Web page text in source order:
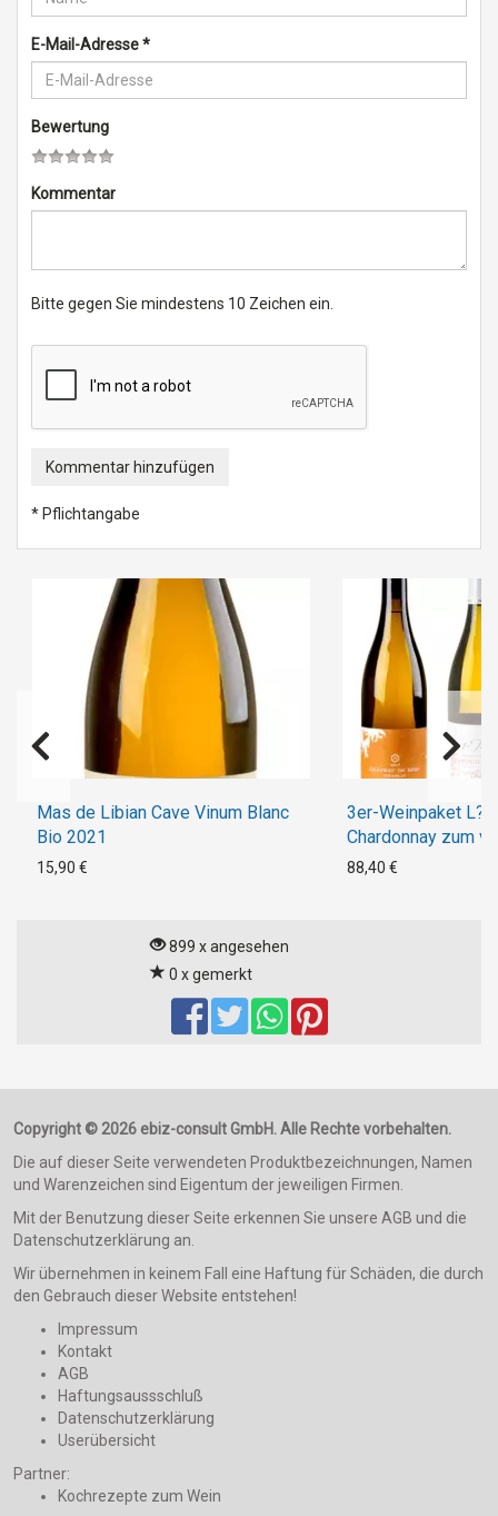
E-Mail-Adresse*
Bewertung
Kommentar
Bitte gegen Sie mindestens 10 Zeichen ein.
Kommentar hinzufügen
* Pflichtangabe
Mas de Libian Cave Vinum Blanc
Bio 2021
15,90 €
3er-Weinpaket
Chardonnay zum
Livestream 3
88,40 €
899 x angesehen
0 x gemerkt
Copyright © 2026 ebiz-consult GmbH. Alle Rechte vorbehalten.
Die auf dieser Seite verwendeten Produktbezeichnungen, Namen
und Warenzeichen sind Eigentum der jeweiligen Firmen.
Mit der Benutzung dieser Seite erkennen Sie unsere AGB und die
Datenschutzerklärung an.
Wir übernehmen in keinem Fall eine Haftung für Schäden, die durch
den Gebrauch dieser Website entstehen!
Impressum
Kontakt
AGB
Haftungsaussschluß
Datenschutzerklärung
Userübersicht
Partner:
Kochrezepte zum Wein